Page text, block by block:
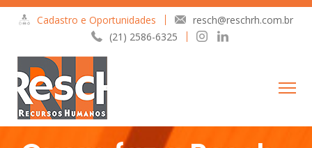
Cadastro e Oportunidades
resch@reschrh.com.br
(21) 2586-6325